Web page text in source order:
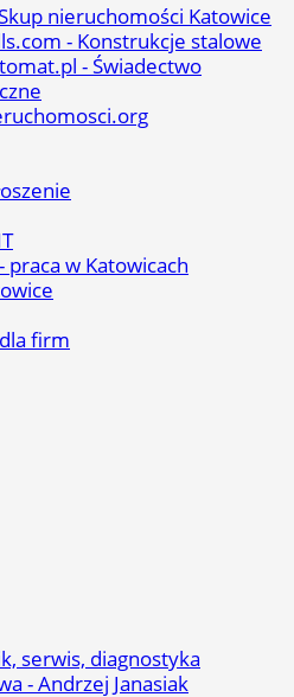
nieruchomości Katowice
- Konstrukcje stalowe
- Świadectwo
praca w Katowicach
firm
serwis, diagnostyka
- Andrzej Janasiak